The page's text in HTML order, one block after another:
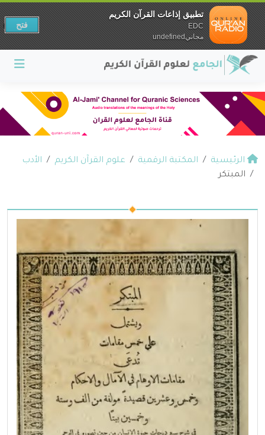
الرئيسية المكتبة الرقمية علوم القرآن الكريم
الأدب
المبتكر
تطبيق إذاعات القرآن الكريم
EDC
مجانيundefined
فتح